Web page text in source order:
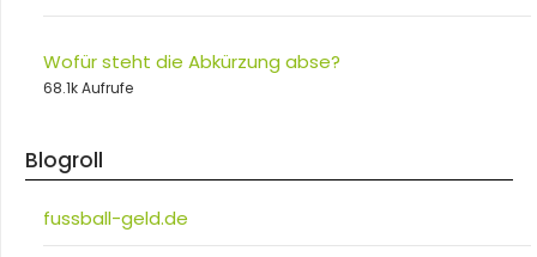
Wofür steht die Abkürzung abse?
68.1k Aufrufe
Blogroll
fussball-geld.de